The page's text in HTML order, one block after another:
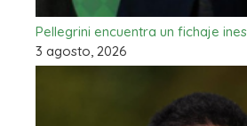
Pellegrini encuentra un fichaje
3 agosto, 2026